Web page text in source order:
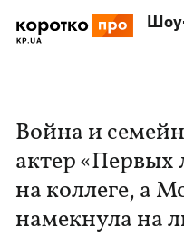
Война и
актер «Первых
на коллеге, а
намекнула на